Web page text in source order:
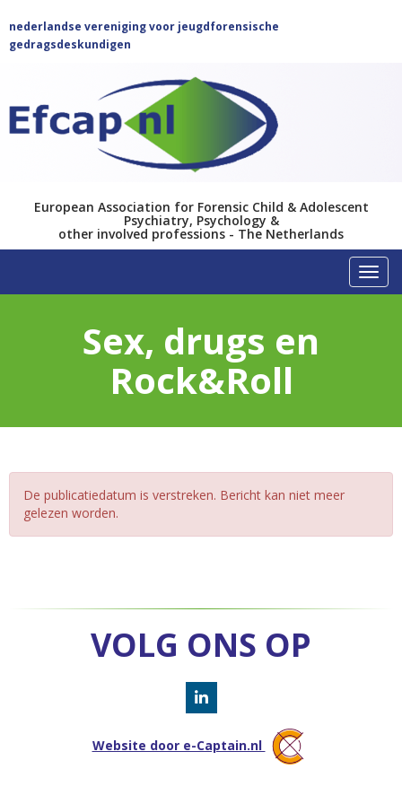
nederlandse vereniging voor jeugdforensische
gedragsdeskundigen
European Association for Forensic Child & Adolescent
Psychiatry, Psychology &
other involved professions - The Netherlands
Sex, drugs en
Rock&Roll
De publicatiedatum is verstreken. Bericht kan niet meer
gelezen worden.
VOLG ONS OP
Website door e-Captain.nl